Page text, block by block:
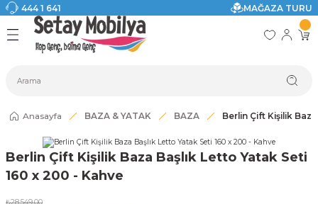
444 1 641
MAĞAZA TURU
Geri Dön
Geri Dön
Geri Dön
Geri Dön
Geri Dön
DOLAP MODELLERİ
Geri Dön
ÜRÜNLER
Anasayfa BAZA & YATAK BAZA Berlin Çift Kişilik
Berlin Çift Kişilik Baza Başlık Letto Yatak Seti
160 x 200 - Kahve